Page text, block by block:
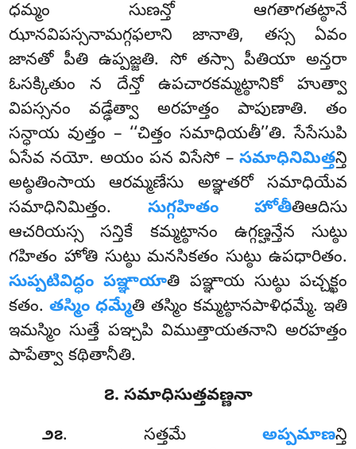
ధమ్మం సుణన్తో ఆగతాగతట్ఠానే
ఝానవిపస్సనామగ్గఫలాని జానాతి, తస్స ఏవం
జానతో పీతి ఉప్పజ్జతి. సో తస్సా పీతియా అన్తరా
ఓసక్కితుం న దేన్తో ఉపచారకమ్మట్ఠానికో హుత్వా
విపస్సనం వడ్ఢేత్వా అరహత్తం పాపుణాతి. తం
సన్ధాయ వుత్తం – ‘‘చిత్తం సమాధియతీ’’తి. సేసేసుపి
ఏసేవ నయో. అయం పన విసేసో – సమాధినిమిత్తన్తి
అట్ఠతింసాయ ఆరమ్మణేసు అఞ్ఞతరో సమాధియేవ
సమాధినిమిత్తం. సుగ్గహితం హోతీతిఆదిసు
ఆచరియస్స సన్తికే కమ్మట్ఠానం ఉగ్గణ్హన్తేన సుట్ఠు
గహితం హోతి సుట్ఠు మనసికతం సుట్ఠు ఉపధారితం.
సుప్పటివిద్ధం పఞ్ఞాయాతి పఞ్ఞాయ సుట్ఠు పచ్చక్ఖం
కతం.తస్మిం ధమ్మేతి తస్మిం కమ్మట్ఠానపాళిధమ్మే. ఇతి
ఇమస్మిం సుత్తే పఞ్చపి విముత్తాయతనాని అరహత్తం
పాపేత్వా కథితానీతి.
౭. సమాధిసుత్తవణ్ణనా
౨౭. సత్తమే అప్పమాణన్తి